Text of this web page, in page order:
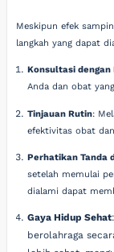
Meskipun efek
langkah yang dapat
Konsultasi dengan
Anda dan obat
Tinjauan Rutin:
efektivitas obat
Perhatikan Tanda
setelah memulai
dialami dapat
Gaya Hidup Sehat
berolahraga